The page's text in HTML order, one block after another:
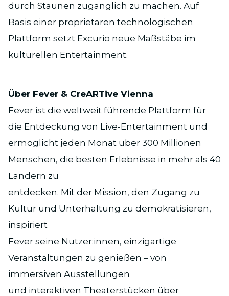
durch Staunen zugänglich zu machen. Auf
Basis einer proprietären technologischen
Plattform setzt Excurio neue Maßstäbe im
kulturellen Entertainment.
Über Fever & CreARTive Vienna
Fever ist die weltweit führende Plattform für
die Entdeckung von Live-Entertainment und
ermöglicht jeden Monat über 300 Millionen
Menschen, die besten Erlebnisse in mehr als 40
Ländern zu
entdecken. Mit der Mission, den Zugang zu
Kultur und Unterhaltung zu demokratisieren,
inspiriert
Fever seine Nutzer:innen, einzigartige
Veranstaltungen zu genießen – von
immersiven Ausstellungen
und interaktiven Theaterstücken über